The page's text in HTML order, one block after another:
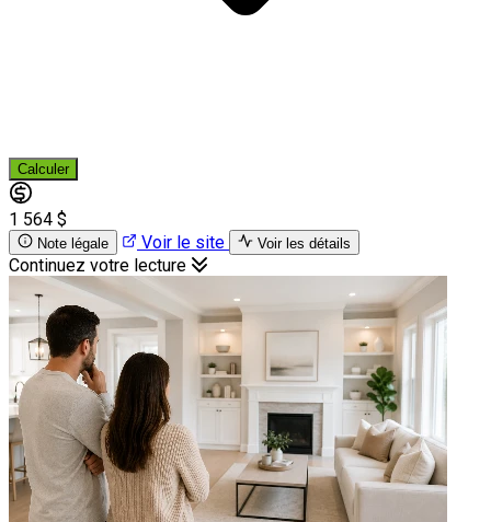
Calculer
1 564 $
Note légale Voir le site Voir les détails
Continuez votre lecture